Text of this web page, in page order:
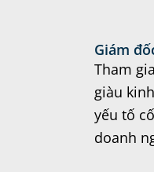
Giám
Tham
giàu
yếu tố
doanh